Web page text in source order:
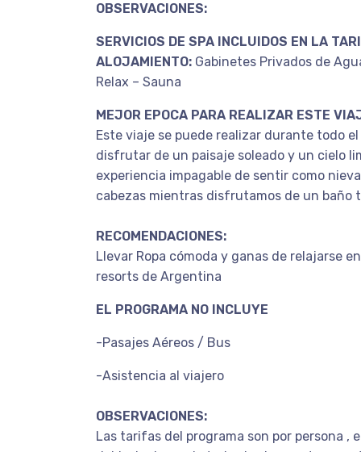
OBSERVACIONES:
SERVICIOS DE SPA INCLUIDOS EN LA
ALOJAMIENTO: Gabinetes Privados de
Relax – Sauna
MEJOR EPOCA PARA REALIZAR ESTE
Este viaje se puede realizar durante todo
disfrutar de un paisaje soleado y un cielo
experiencia impagable de sentir como
cabezas mientras disfrutamos de un baño
RECOMENDACIONES:
Llevar Ropa cómoda y ganas de relajarse
resorts de Argentina
EL PROGRAMA NO INCLUYE
-Pasajes Aéreos / Bus
-Asistencia al viajero
OBSERVACIONES:
Las tarifas del programa son por persona ,